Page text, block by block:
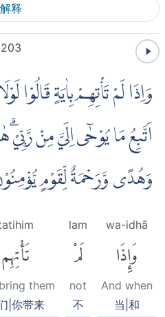
解释
203
وَاِذَا لَمْ تَأْتِهِمْ بِاٰيَةٍ قَالُوْا
اَتَّبِعُ مَا يُوْحٰٓى اِلَيَّ مِنْ
وَهُدًى وَّرَحْمَةٌ لِّقَوْمٍ
wa-idhā
وَإِذَا
And when
当|和
lam
لَمْ
not
不
تَأْتِهِم
them
|你带来